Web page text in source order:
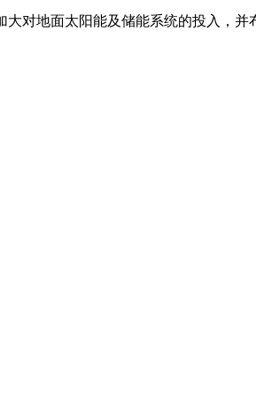
对地面太阳能及储能系统的投入，并